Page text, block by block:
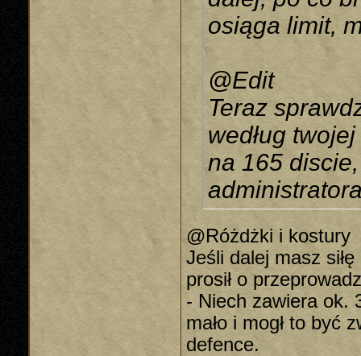
osiąga limit,
@Edit
Teraz
według
na 165
@Różdżki i kostury
Jeśli dalej masz
prosił o
- Niech zawiera ok.
mało i mogł to być
defence.